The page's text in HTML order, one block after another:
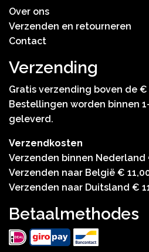
Over ons
Verzenden en retourneren
Contact
Verzending
Gratis verzending boven de €
Bestellingen worden binnen
geleverd.
Verzendkosten
Verzenden binnen Nederland
Verzenden naar België €
Verzenden naar Duitsland €
Betaalmethodes